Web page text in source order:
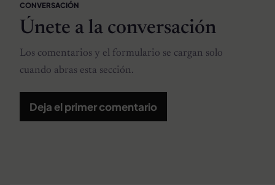
CONVERSACIÓN
Únete a la conversación
Los comentarios y el formulario se cargan solo
cuando abras esta sección.
Deja el primer comentario